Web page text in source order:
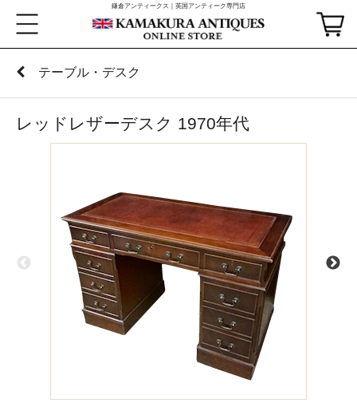
鎌倉アンティークス｜英国アンティーク専門店
テーブル・デスク
レッドレザーデスク 1970年代